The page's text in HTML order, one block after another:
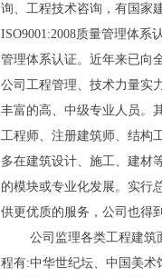
询、工程技术咨询，有国家
ISO9001:2008质量管理体系
管理体系认证。近年来已向
公司工程管理、技术力量实
丰富的高、中级专业人员。
工程师、注册建筑师、结构
多在建筑设计、施工、建材
的模块或专业化发展。实行
供更优质的服务，公司也得
公司监理各类工程建筑
程有:中华世纪坛、中国美术